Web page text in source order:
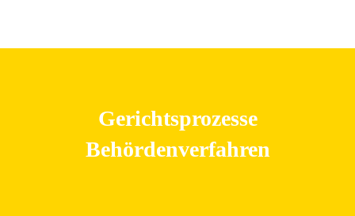
Gerichtsprozesse
Behördenverfahren